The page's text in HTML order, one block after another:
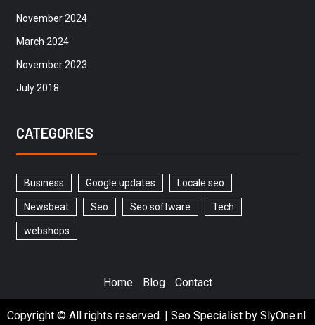
November 2024
March 2024
November 2023
July 2018
CATEGORIES
Business Google updates Locale seo
Newsbeat Seo Seo software Tech
webshops
Home Blog Contact
Copyright © All rights reserved. Seo Specialist by SlyOne.nl.